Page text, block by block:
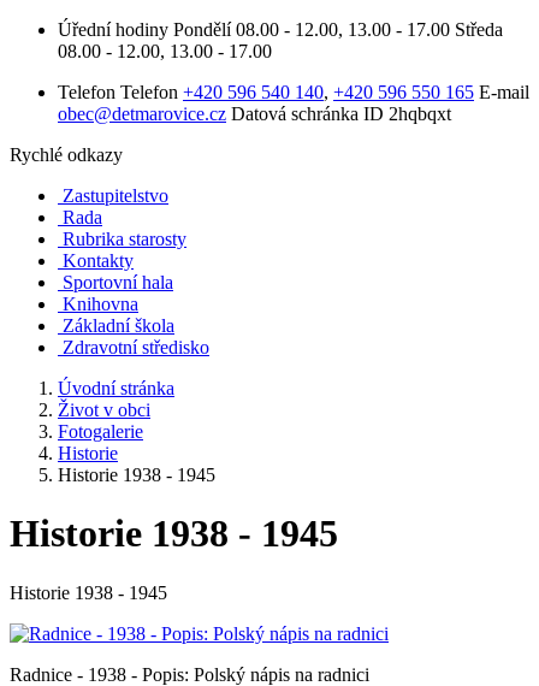
Úřední hodiny Pondělí 08.00 - 12.00, 13.00 - 17.00 Středa
08.00 - 12.00, 13.00 - 17.00
Telefon Telefon +420 596 540 140, +420 596 550 165 E-mail
obec@detmarovice.cz Datová schránka ID 2hqbqxt
Rychlé odkazy
Zastupitelstvo
Rada
Rubrika starosty
Kontakty
Sportovní hala
Knihovna
Základní škola
Zdravotní středisko
Úvodní stránka
Život v obci
Fotogalerie
Historie
Historie 1938 - 1945
Historie 1938 - 1945
Historie 1938 - 1945
Radnice - 1938 - Popis: Polský nápis na radnici